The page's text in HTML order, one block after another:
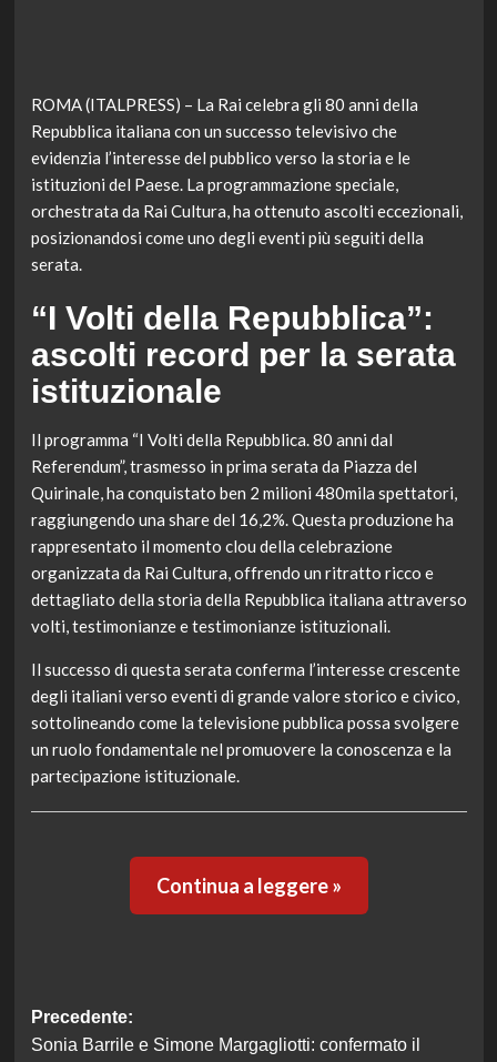
ROMA (ITALPRESS) – La Rai celebra gli 80 anni della
Repubblica italiana con un successo televisivo che
evidenzia l’interesse del pubblico verso la storia e le
istituzioni del Paese. La programmazione speciale,
orchestrata da Rai Cultura, ha ottenuto ascolti eccezionali,
posizionandosi come uno degli eventi più seguiti della
serata.
“I Volti della Repubblica”:
ascolti record per la serata
istituzionale
Il programma “I Volti della Repubblica. 80 anni dal
Referendum”, trasmesso in prima serata da Piazza del
Quirinale, ha conquistato ben 2 milioni 480mila spettatori,
raggiungendo una share del 16,2%. Questa produzione ha
rappresentato il momento clou della celebrazione
organizzata da Rai Cultura, offrendo un ritratto ricco e
dettagliato della storia della Repubblica italiana attraverso
volti, testimonianze e testimonianze istituzionali.
Il successo di questa serata conferma l’interesse crescente
degli italiani verso eventi di grande valore storico e civico,
sottolineando come la televisione pubblica possa svolgere
un ruolo fondamentale nel promuovere la conoscenza e la
partecipazione istituzionale.
Continua a leggere »
Navigazione
Precedente:
Sonia Barrile e Simone Margagliotti: confermato il